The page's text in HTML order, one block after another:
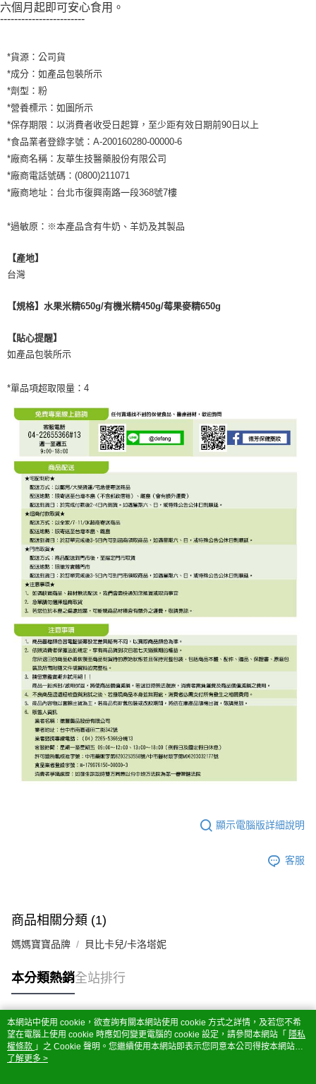
六個月起即可安心食用。
------------------------
*貨源：公司貨
*成分：如產品包裝所示
*劑型：粉
*營養標示：如圖所示
*保存期限：以消費者收受日起算，至少距有效日期前90日以上
*食品業者登錄字號：A-200160280-00000-6
*廠商名稱：友華生技醫藥股份有限公司
*廠商電話號碼：(0800)211071
*廠商地址：台北市復興南路一段368號7樓
*過敏原：※本產品含有牛奶、羊奶及其製品
【產地】
台灣
【規格】水果米精650g/有機米精450g/莓果麥精650g
【貼心提醒】
如產品包裝所示
*單品項超取限量：4
顯示電腦版詳細說明
客服
商品相關分類 (1)
媽媽寶寶品牌 貝比卡兒/卡洛塔妮
本分類熱銷全站排行
熱門標籤
本網站中使用 cookie，欲查詢有關本網站使用 cookie 方式之詳情，及若您不希
望在電腦上使用 cookie 時應如何變更電腦的 cookie 設定，請參閱本網站「 隱私
權條款 」之 Cookie 聲明。您繼續使用本網站即表示您同意本公司得按本網站使
用條款之 Cookie 聲明使用 cookie。
了解更多 >